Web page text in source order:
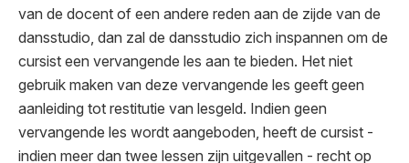
van de docent of een andere reden aan de zijde van de
dansstudio, dan zal de dansstudio zich inspannen om de
cursist een vervangende les aan te bieden. Het niet
gebruik maken van deze vervangende les geeft geen
aanleiding tot restitutie van lesgeld. Indien geen
vervangende les wordt aangeboden, heeft de cursist -
indien meer dan twee lessen zijn uitgevallen - recht op